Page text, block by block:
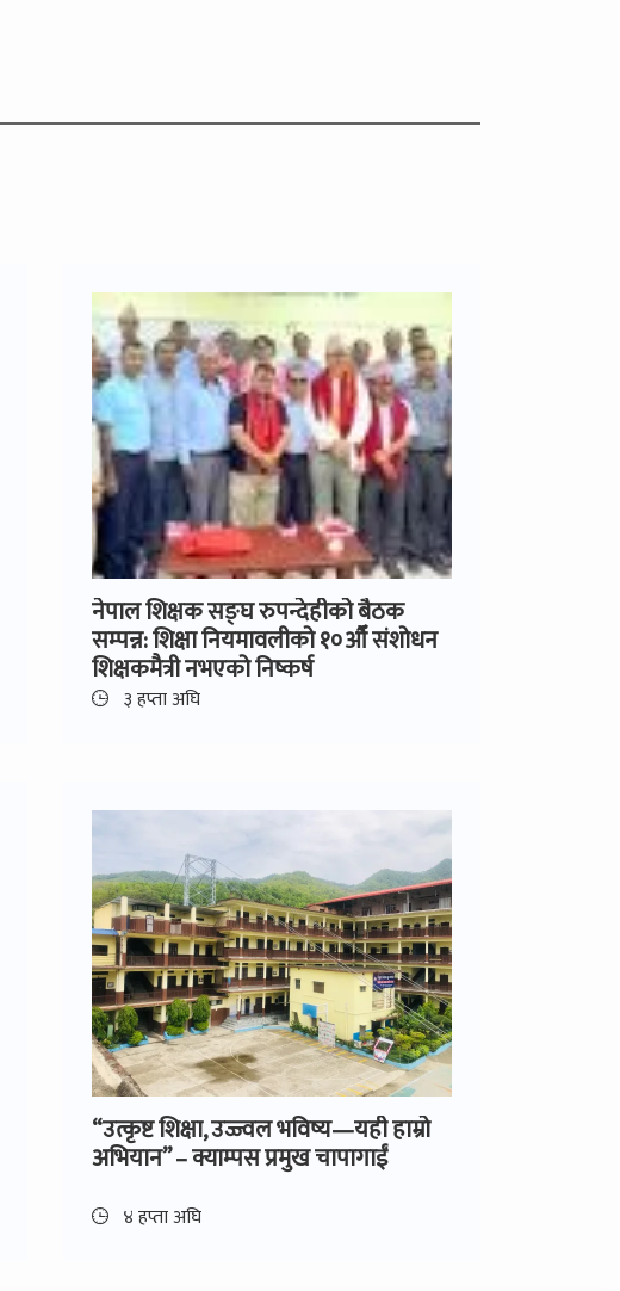
नेपाल शिक्षक सङ्घ रुपन्देहीको बैठक
सम्पन्न: शिक्षा नियमावलीको १०औँ संशोधन
शिक्षकमैत्री नभएको निष्कर्ष
३ हप्ता अघि
“उत्कृष्ट शिक्षा, उज्ज्वल भविष्य—यही हाम्रो
अभियान” – क्याम्पस प्रमुख चापागाईं
४ हप्ता अघि